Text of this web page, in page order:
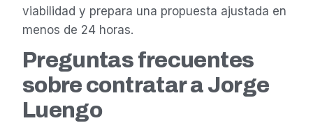
viabilidad y prepara una propuesta ajustada en
menos de 24 horas.
Preguntas frecuentes
sobre contratar a Jorge
Luengo